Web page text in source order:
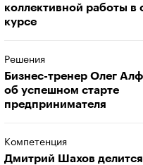
коллективной работы в
курсе
Решения
Бизнес-тренер Олег
об успешном старте
предпринимателя
Компетенция
Дмитрий Шахов